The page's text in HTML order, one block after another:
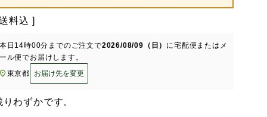
料込
日 14時00分 までのご注文で2026/08/09（日） に宅配便またはメ
ル便でお届けします。
東京都
お届け先を変更
りわずかです。